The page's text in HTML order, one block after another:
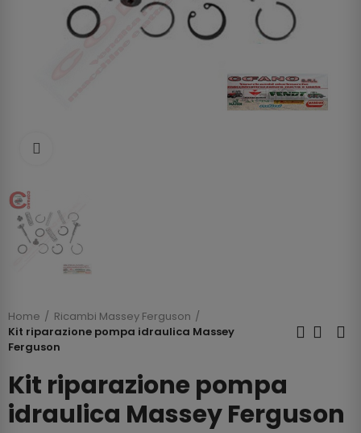
Home
Ricambi Massey Ferguson
Kit riparazione pompa idraulica Massey
Ferguson
Kit riparazione pompa
idraulica Massey Ferguson